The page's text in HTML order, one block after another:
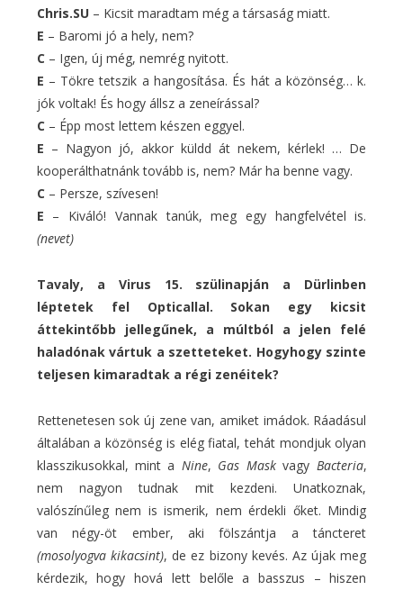
Chris.SU– Kicsit maradtam még a társaság miatt.
E – Baromi jó a hely, nem?
C– Igen, új még, nemrég nyitott.
E – Tökre tetszik a hangosítása. És hát a közönség… k.
jók voltak! És hogy állsz a zeneírással?
C– Épp most lettem készen eggyel.
E – Nagyon jó, akkor küldd át nekem, kérlek! … De
kooperálthatnánk tovább is, nem? Már ha benne vagy.
C– Persze, szívesen!
E – Kiváló! Vannak tanúk, meg egy hangfelvétel is.
(nevet)
Tavaly, a Virus 15. szülinapján a Dürlinben
léptetek fel Opticallal. Sokan egy kicsit
áttekintőbb jellegűnek, a múltból a jelen felé
haladónak vártuk a szetteteket. Hogyhogy szinte
teljesen kimaradtak a régi zenéitek?
Rettenetesen sok új zene van, amiket imádok. Ráadásul
általában a közönség is elég fiatal, tehát mondjuk olyan
klasszikusokkal, mint a Nine, Gas Maskvagy Bacteria,
nem nagyon tudnak mit kezdeni. Unatkoznak,
valószínűleg nem is ismerik, nem érdekli őket. Mindig
van négy-öt ember, aki fölszántja a táncteret
(mosolyogva kikacsint), de ez bizony kevés. Az újak meg
kérdezik, hogy hová lett belőle a basszus – hiszen